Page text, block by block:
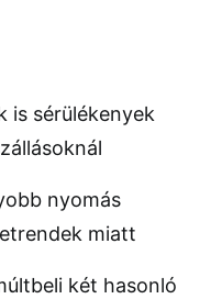
is sérülékenyek
nyomás
miatt
két hasonló